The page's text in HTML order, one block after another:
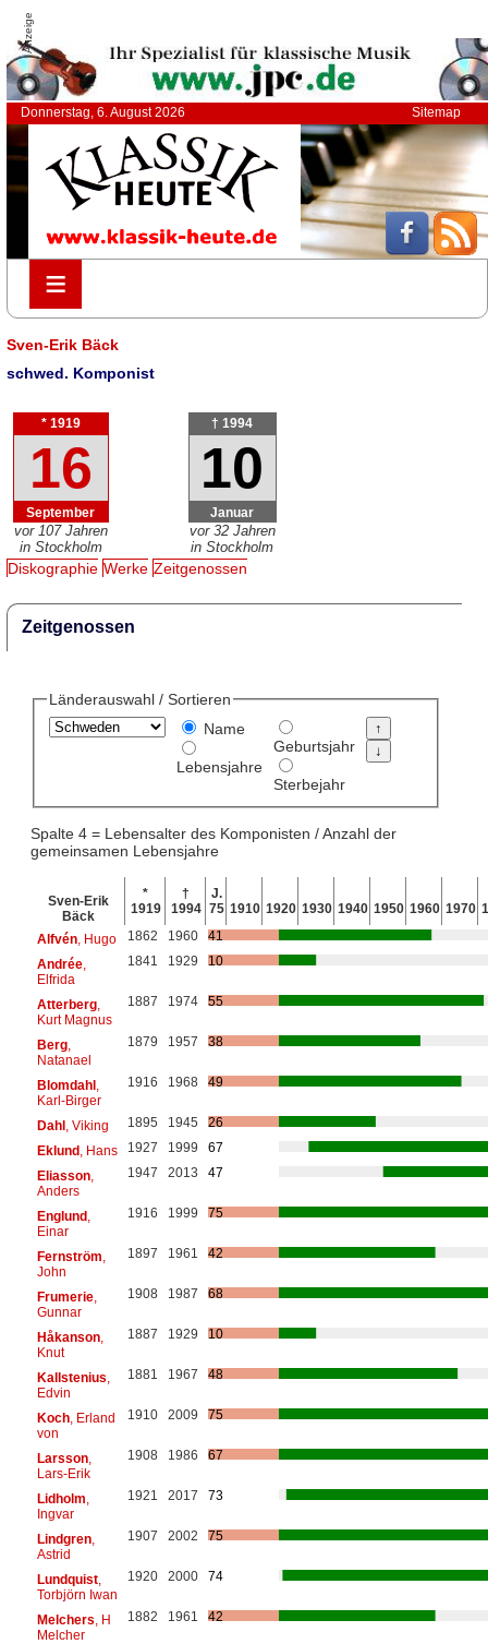
Anzeige
Donnerstag, 6. August 2026 Sitemap
≡
≡
Sven-Erik Bäck
schwed. Komponist
* 1919
16
September
vor 107 Jahren
in Stockholm
† 1994
10
Januar
vor 32 Jahren
in Stockholm
Diskographie Werke Zeitgenossen
Zeitgenossen
Länderauswahl / Sortieren
Name
Lebensjahre
Geburtsjahr
Sterbejahr
Spalte 4 = Lebensalter des Komponisten / Anzahl der
gemeinsamen Lebensjahre
Sven-Erik
Bäck
*
1919
†
1994
J.
75 1910 1920 1930 1940 1950 1960 1970
Alfvén, Hugo 1862 1960
41
Andrée,
Elfrida
1841 1929 10
Atterberg,
Kurt Magnus
1887 1974 55
Berg,
Natanael
1879 1957 38
Blomdahl,
Karl-Birger
1916 1968 49
Dahl, Viking 1895 1945
26
Eklund, Hans 1927 1999
67
Eliasson,
Anders
1947 2013 47
Englund,
Einar
1916 1999 75
Fernström
John
1897 1961 42
Frumerie,
Gunnar
1908 1987 68
Håkanson,
Knut
1887 1929 10
Kallstenius
Edvin
1881 1967 48
Koch, Erland
von
1910 2009 75
Larsson,
Lars-Erik
1908 1986 67
Lidholm
Ingvar
1921 2017 73
Lindgren,
Astrid
1907 2002 75
Lundquist,
Torbjörn Iwan
1920 2000 74
Melchers , H
Melcher
1882 1961 42